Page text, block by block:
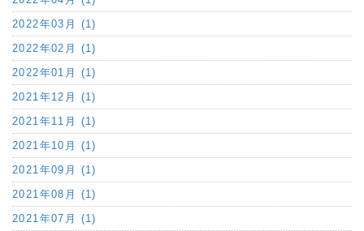
2022年03月 (1)
2022年02月 (1)
2022年01月 (1)
2021年12月 (1)
2021年11月 (1)
2021年10月 (1)
2021年09月 (1)
2021年08月 (1)
2021年07月 (1)